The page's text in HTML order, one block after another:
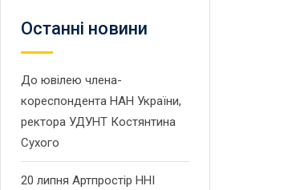
Останнi новини
До ювілею члена-
кореспондента НАН України,
ректора УДУНТ Костянтина
Сухого
20 липня Артпростір ННІ